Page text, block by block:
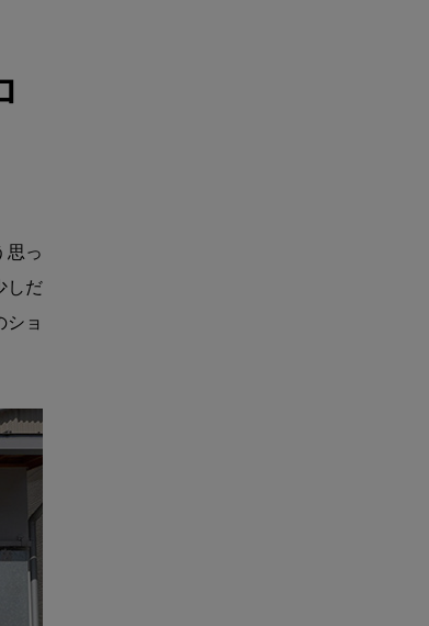
思っ
しだ
ョ